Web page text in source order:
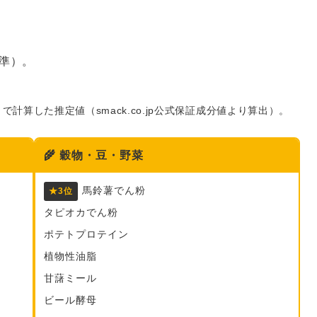
）。
計算した推定値（smack.co.jp公式保証成分値より算出）。
🌾 穀物・豆・野菜
★3位
馬鈴薯でん粉
タピオカでん粉
ポテトプロテイン
植物性油脂
甘藷ミール
ビール酵母